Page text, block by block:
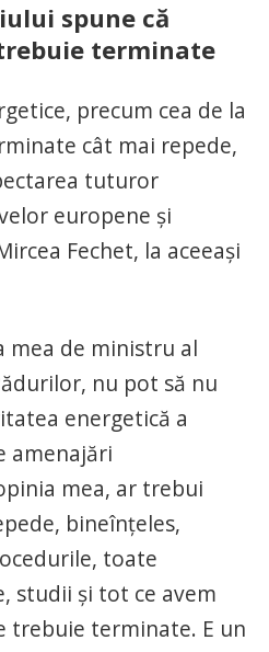
spune că
terminate
precum cea de la
cât mai repede,
tuturor
europene şi
Fechet, la aceeași
mea de ministru al
nu pot să nu
energetică a
amenajări
mea, ar trebui
bineînţeles,
toate
studii şi tot ce avem
trebuie terminate. E un